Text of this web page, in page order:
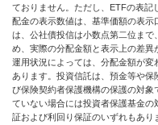
ておりません。ただし、ETFの表記
配金の表示数値は、基準価額の表
は、公社債投信は小数点第二位ま
め、実際の分配金額と表示上の差異
運用状況によっては、分配金額が
あります。投資信託は、預金等や
び保険契約者保護機構の保護の対象
ていない場合には投資者保護基金
証および利回り保証のいずれもあ